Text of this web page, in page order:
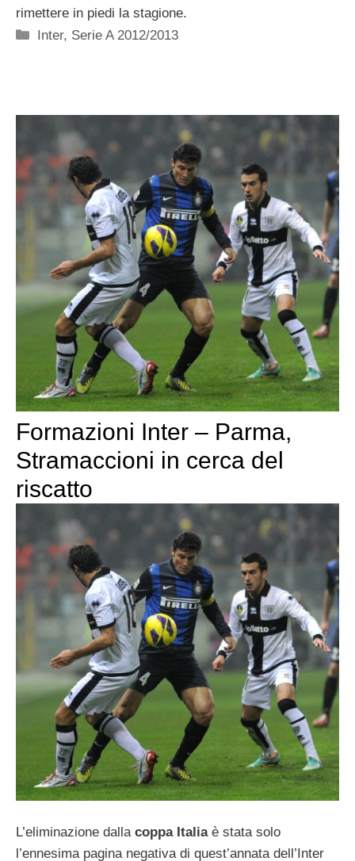
rimettere in piedi la stagione.
Categorie
Inter, Serie A 2012/2013
Formazioni Inter – Parma,
Stramaccioni in cerca del
riscatto
L’eliminazione dalla coppa Italiaè stata solo
l’ennesima pagina negativa di quest’annata dell’Inter